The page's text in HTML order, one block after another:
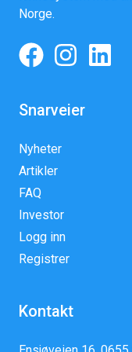
Norge.
Snarveier
Nyheter
Artikler
FAQ
Investor
Logg inn
Registrer
Kontakt